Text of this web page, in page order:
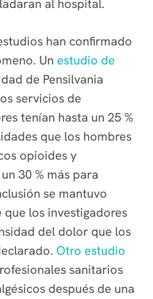
al hospital.
han confirmado
Un estudio de
de Pensilvania
servicios de
tenían hasta un 25 %
que los hombres
opioides y
30 % más para
se mantuvo
que los investigadores
del dolor que los
Otro estudio
sanitarios
después de una